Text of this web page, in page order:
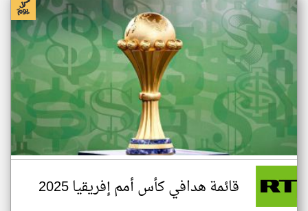
قائمة هدافي كأس أمم إفريقيا 2025